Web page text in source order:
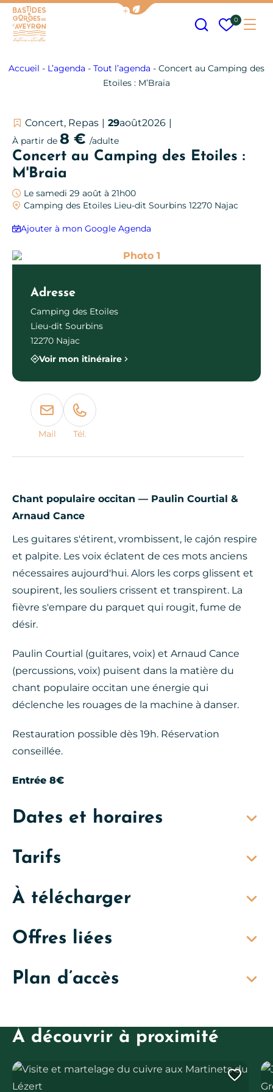
Afficher la barre de navigation
Mes
0
Accueil - L’agenda - Tout l’agenda - Concert au Camping des
Etoiles : M’Braia
Concert, Repas 29août2026
À partir de 8 € /adulte
Concert au Camping des Etoiles :
M'Braia
Le samedi 29 août à 21h00
Camping des Etoiles Lieu-dit Sourbins 12270 Najac
Ajouter à mon Google Agenda
Chant populaire occitan — Paulin Courtial &
Arnaud Cance
Les guitares s'étirent, vrombissent, le cajón respire
et palpite. Les voix éclatent de ces mots anciens
nécessaires aujourd'hui. Alors les corps glissent et
soupirent, les souliers crissent et transpirent. La
fièvre s'empare du parquet qui rougit, fume de
désir.
Paulin Courtial (guitares, voix) et Arnaud Cance
(percussions, voix) puisent dans la matière du
chant populaire occitan une énergie qui
déclenche les rouages de la machine à danser.
Restauration possible dès 19h. Réservation
conseillée.
Entrée 8€
Dates et horaires
Tarifs
À télécharger
Offres liées
Concert au Camping des Etoiles : PoezikConcert au Camping des
Plan d’accès
Photo 1
Adresse
Camping des Etoiles
Lieu-dit Sourbins
12270 Najac
Voir mon itinéraire
Mail Tél.
À découvrir à proximité
Visite et martelage du cuivre aux Martinets du Lézert